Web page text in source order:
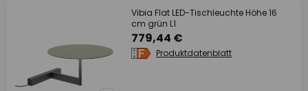
Vibia Flat LED-Tischleuchte Höhe 16
cm grün L1
779,44 €
Produktdatenblatt